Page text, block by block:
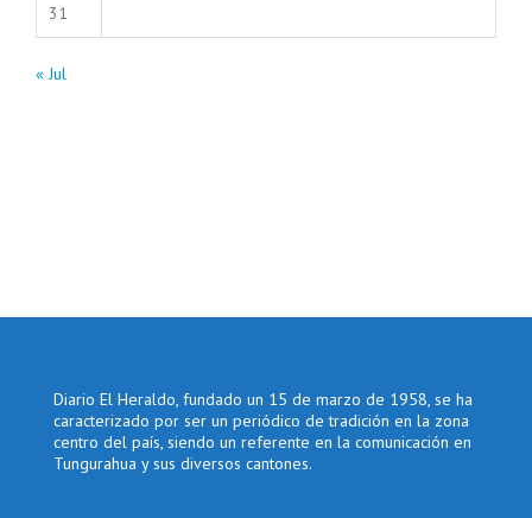
31
« Jul
Diario El Heraldo, fundado un 15 de marzo de 1958, se ha
caracterizado por ser un periódico de tradición en la zona
centro del país, siendo un referente en la comunicación en
Tungurahua y sus diversos cantones.